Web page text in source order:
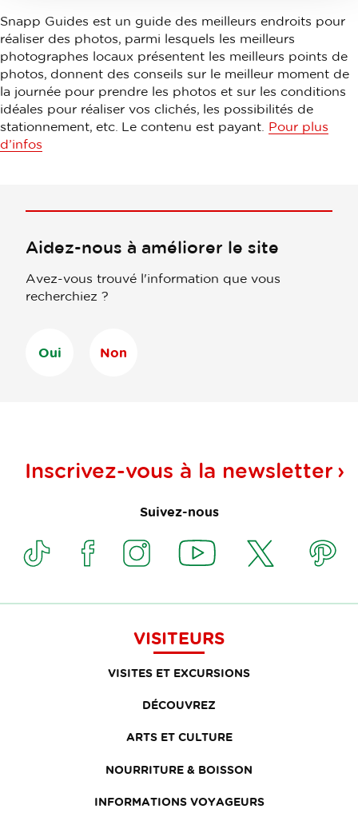
Snapp Guides est un guide des meilleurs endroits pour
réaliser des photos, parmi lesquels les meilleurs
photographes locaux présentent les meilleurs points de
photos, donnent des conseils sur le meilleur moment de
la journée pour prendre les photos et sur les conditions
idéales pour réaliser vos clichés, les possibilités de
stationnement, etc. Le contenu est payant. Pour plus
d’infos
Aidez-nous à améliorer le site
Avez-vous trouvé l'information que vous
recherchiez ?
Oui Non
Inscrivez-vous à la newsletter
Suivez-nous
VISITEURS
VISITES ET EXCURSIONS
DÉCOUVREZ
ARTS ET CULTURE
NOURRITURE & BOISSON
INFORMATIONS VOYAGEURS